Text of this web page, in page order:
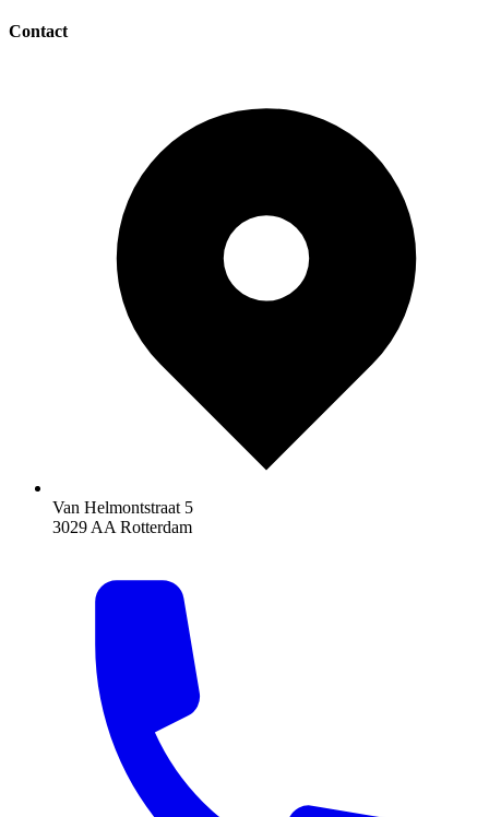
Contact
Van Helmontstraat 5
3029 AA Rotterdam